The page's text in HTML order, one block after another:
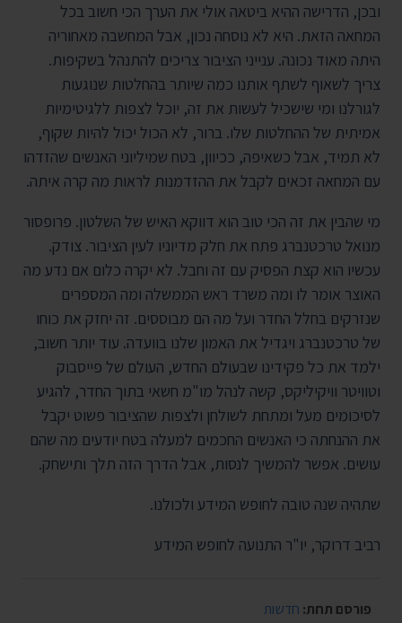
ובכן, הדרישה ההיא ביטאה אולי את הערך הכי חשוב בכל
המחאה הזאת. היא לא נוסחה נכון, אבל המחשבה מאחוריה
היתה מאוד נכונה. ענייני הציבור צריכים להתנהל בשקיפות.
צריך לשאוף לשתף אותנו כמה שיותר בהחלטות שנוגעות
לגורלנו ומי שישכיל לעשות את זה, יוכל לצפות ללגיטימיות
אמיתית של ההחלטות שלו. ברור, לא הכול יכול להיות שקוף,
לא תמיד, אבל כשאיפה, ככיוון, בטח שמיליוני האנשים שהזדהו
עם המחאה זכאים לקבל את ההזדמנות לראות מה קרה איתה.
מי שהבין את זה הכי טוב הוא דווקא האיש של השלטון. פרופסור
מנואל טרכטנברג פתח את חלק מדיוניו לעין הציבור. צודק.
עכשיו הוא קצת הפסיק עם זה וחבל. לא יקרה כלום אם נדע מה
האוצר אומר לו ומה משרד ראש הממשלה ומה המספרים
שנזרקים בחלל החדר ועל מה הם מבוססים. זה יחזק את כוחו
של טרכטנברג ויגדיל את האמון שלנו בוועדה. עוד יותר חשוב,
ילמד את כל פקידינו שבעולם החדש, העולם של פייסבוק
וטוויטר וויקיליקס, קשה לנהל מו"מ חשאי בתוך החדר, להגיע
לסיכומים מעל ומתחת לשולחן ולצפות שהציבור פשוט יקבל
את ההנחתה כי האנשים החכמים למעלה בטח יודעים מה שהם
עושים. אפשר להמשיך לנסות, אבל הדרך הזה תלך ותישחק.
שתהיה שנה טובה לחופש המידע ולכולנו.
רביב דרוקר, יו"ר התנועה לחופש המידע
פורסם תחת: חדשות